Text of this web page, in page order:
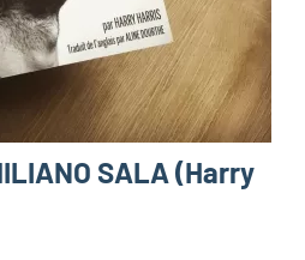
SALA (Harry